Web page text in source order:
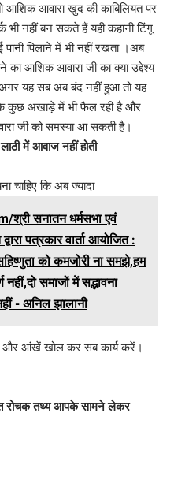
आशिक आवारा खुद की काबिलियत पर
भी नहीं बन सकते हैं यही कहानी टिंगू
पानी पिलाने में भी नहीं रखता ।अब
का आशिक आवारा जी का क्या उद्देश्य
अगर यह सब अब बंद नहीं हुआ तो यह
कुछ अखाड़े में भी फैल रही है और
जी को समस्या आ सकती है।
में आवाज नहीं होती
चाहिए कि अब ज्यादा
श्री सनातन धर्मसभा एवं
पत्रकार वार्ता आयोजित :
को कमजोरी ना समझे,हम
समाजों में सद्भावना
- अनिल झालानी
और आंखें खोल कर सब कार्य करें।
तथ्य आपके सामने लेकर